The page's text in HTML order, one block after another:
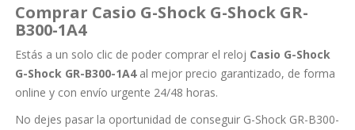
Comprar Casio G-Shock G-Shock GR-
B300-1A4
Estás a un solo clic de poder comprar el reloj Casio G-Shock
G-Shock GR-B300-1A4al mejor precio garantizado, de forma
online y con envío urgente 24/48 horas.
No dejes pasar la oportunidad de conseguir G-Shock GR-B300-